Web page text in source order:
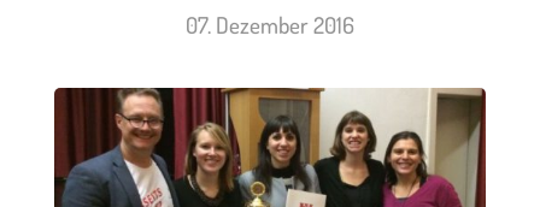
07. Dezember 2016